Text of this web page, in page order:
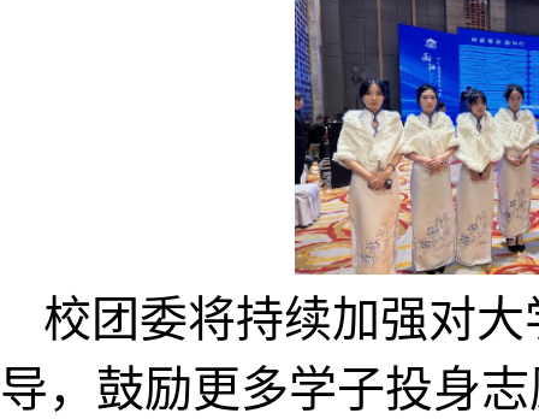
校团委将持续加强对大
导，鼓励更多学子投身